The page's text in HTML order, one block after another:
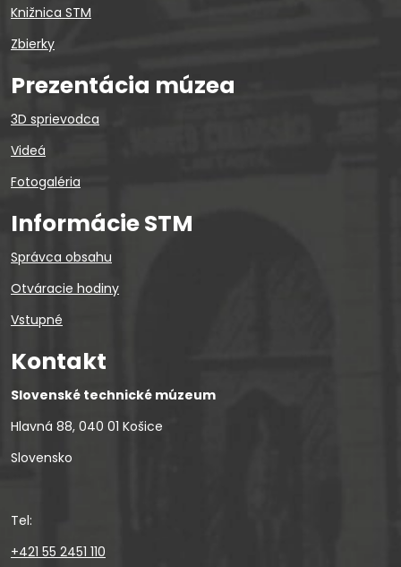
Knižnica STM
Zbierky
Prezentácia múzea
3D sprievodca
Videá
Fotogaléria
Informácie STM
Správca obsahu
Otváracie hodiny
Vstupné
Kontakt
Slovenské technické múzeum
Hlavná 88, 040 01 Košice
Slovensko
Tel:
+421 55 2451 110